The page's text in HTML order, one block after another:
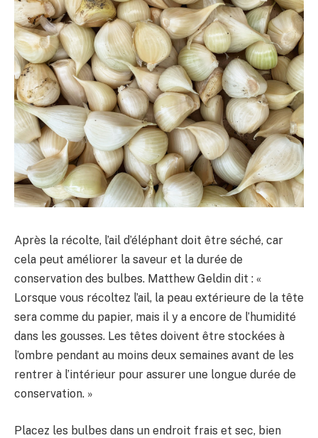
Après la récolte, l’ail d’éléphant doit être séché, car
cela peut améliorer la saveur et la durée de
conservation des bulbes. Matthew Geldin dit : «
Lorsque vous récoltez l’ail, la peau extérieure de la tête
sera comme du papier, mais il y a encore de l’humidité
dans les gousses. Les têtes doivent être stockées à
l’ombre pendant au moins deux semaines avant de les
rentrer à l’intérieur pour assurer une longue durée de
conservation. »
Placez les bulbes dans un endroit frais et sec, bien